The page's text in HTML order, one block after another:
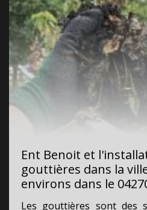
Ent Benoit et
gouttières dans la
environs dans le
Les gouttières sont des